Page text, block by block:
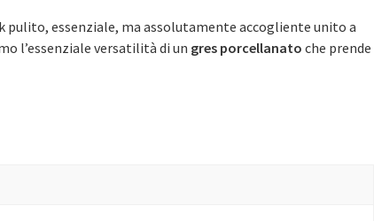
essenziale, ma assolutamente accogliente unito a
l’essenziale versatilità di un gres porcellanato che prende